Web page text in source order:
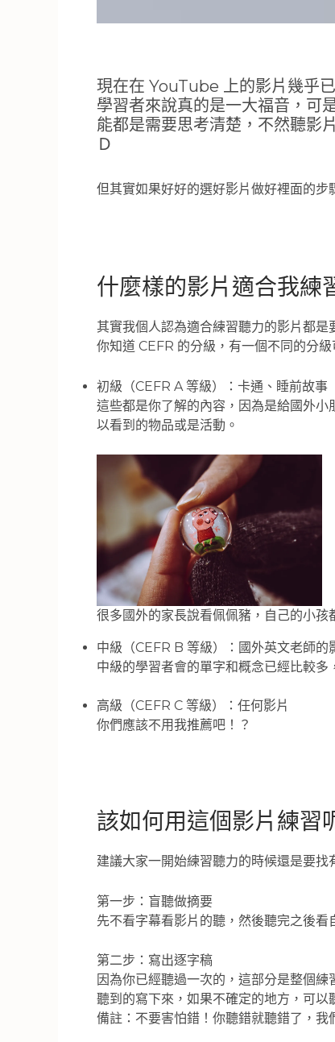
現在在 YouTube 上的影片幾乎
學習者來說真的是一大福音，可
能都是需要思考清楚，不然聽影
Ｄ
但其實如果好好的選好影片做好裡面的步
什麼樣的影片適合我練
其實我個人認為適合練習聽力的影片都
你知道 CEFR 的分級，有一個不同的分
初級（CEFR A 等級）：卡通、睡前故事
這些都是你了解的內容，因為是給國外
以看到的物品或是活動。
很多國外的家長說看佩佩豬，自己的小孩
中級（CEFR B 等級）：國外英文老師的
中級的學習者會的單字和概念已經比較
高級（CEFR C 等級）：任何影片
你們應該不用我推薦吧！？
該如何用這個影片練習
建議大家一開始練習聽力的時候還是要
第一步：盲聽做摘要
先不看字幕看影片的聽，然後聽完之後
第二步：寫出逐字稿
因為你已經聽過一次的，這部分是整個
聽到的寫下來，如果不確定的地方，可
備註：不要害怕錯！你聽錯就聽錯了，